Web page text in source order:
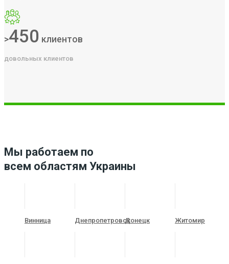
>450 клиентов
довольных клиентов
Мы работаем по
всем областям Украины
Винница ДнепропетровскДонецк Житомир